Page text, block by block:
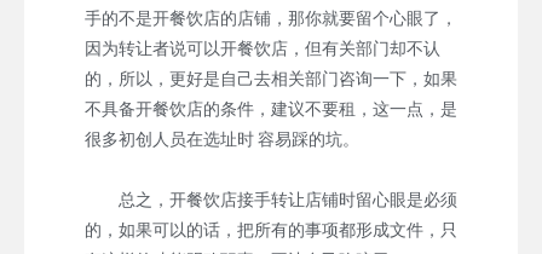
手的不是开餐饮店的店铺，那你就要留个心眼了，
因为转让者说可以开餐饮店，但有关部门却不认
的，所以，更好是自己去相关部门咨询一下，如果
不具备开餐饮店的条件，建议不要租，这一点，是
很多初创人员在选址时 容易踩的坑。
总之，开餐饮店接手转让店铺时留心眼是必须
的，如果可以的话，把所有的事项都形成文件，只